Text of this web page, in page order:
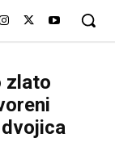
zlato